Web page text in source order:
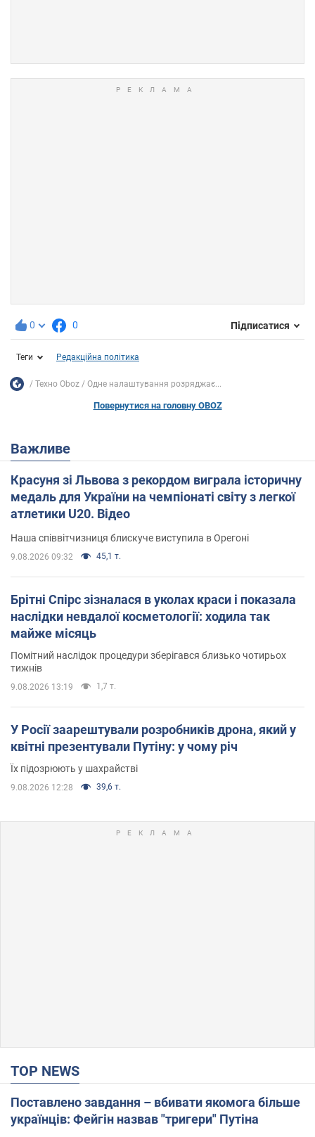
0 0 Підписатися
Теги Редакційна політика
Техно Oboz Одне налаштування розряджає...
Повернутися на головну OBOZ
Важливе
Красуня зі Львова з рекордом виграла історичну
медаль для України на чемпіонаті світу з легкої
атлетики U20. Відео
Наша співвітчизниця блискуче виступила в Орегоні
9.08.2026 09:32 45,1 т.
Брітні Спірс зізналася в уколах краси і показала
наслідки невдалої косметології: ходила так
майже місяць
Помітний наслідок процедури зберігався близько чотирьох
тижнів
9.08.2026 13:19 1,7 т.
У Росії заарештували розробників дрона, який у
квітні презентували Путіну: у чому річ
Їх підозрюють у шахрайстві
9.08.2026 12:28 39,6 т.
TOP NEWS
Поставлено завдання – вбивати якомога більше
українців: Фейгін назвав "тригери" Путіна